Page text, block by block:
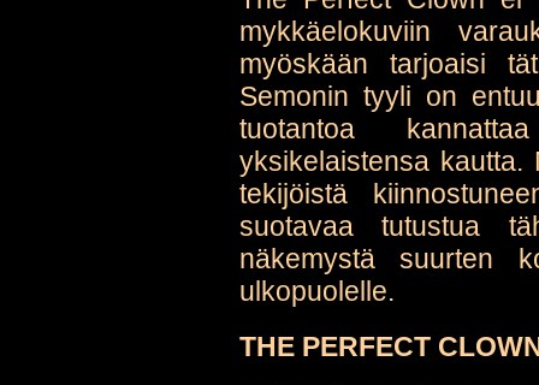
mykkäelokuviin
myöskään tarjoaisi
Semonin tyyli on
tuotantoa
yksikelaistensa
tekijöistä
suotavaa tutustua
näkemystä suurten
ulkopuolelle.
THE PERFECT